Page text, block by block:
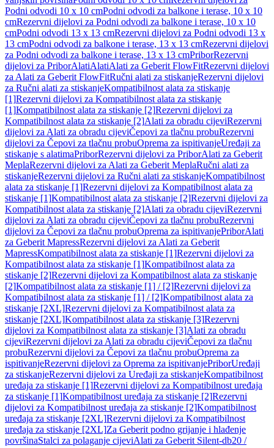
Podni odvodi 10 x 10 cmPodni odvodi za balkone i terase, 10 x 10
cmRezervni dijelovi za Podni odvodi za balkone i terase, 10 x 10
cmPodni odvodi 13 x 13 cmRezervni dijelovi za Podni odvodi 13 x
13 cmPodni odvodi za balkone i terase, 13 x 13 cmRezervni dijelovi
za Podni odvodi za balkone i terase, 13 x 13 cmPriborRezervni
dijelovi za PriborAlatiAlatiAlati za Geberit FlowFitRezervni dijelovi
za Alati za Geberit FlowFitRučni alati za stiskanjeRezervni dijelovi
za Ručni alati za stiskanjeKompatibilnost alata za stiskanje
[1]Rezervni dijelovi za Kompatibilnost alata za stiskanje
[1]Kompatibilnost alata za stiskanje [2]Rezervni dijelovi za
Kompatibilnost alata za stiskanje [2]Alati za obradu cijeviRezervni
dijelovi za Alati za obradu cijeviČepovi za tlačnu probuRezervni
dijelovi za Čepovi za tlačnu probuOprema za ispitivanjeUređaji za
stiskanje s alatimaPriborRezervni dijelovi za PriborAlati za Geberit
MeplaRezervni dijelovi za Alati za Geberit MeplaRučni alati za
stiskanjeRezervni dijelovi za Ručni alati za stiskanjeKompatibilnost
alata za stiskanje [1]Rezervni dijelovi za Kompatibilnost alata za
stiskanje [1]Kompatibilnost alata za stiskanje [2]Rezervni dijelovi za
Kompatibilnost alata za stiskanje [2]Alati za obradu cijeviRezervni
dijelovi za Alati za obradu cijeviČepovi za tlačnu probuRezervni
dijelovi za Čepovi za tlačnu probuOprema za ispitivanjePriborAlati
za Geberit MapressRezervni dijelovi za Alati za Geberit
MapressKompatibilnost alata za stiskanje [1]Rezervni dijelovi za
Kompatibilnost alata za stiskanje [1]Kompatibilnost alata za
stiskanje [2]Rezervni dijelovi za Kompatibilnost alata za stiskanje
[2]Kompatibilnost alata za stiskanje [1] / [2]Rezervni dijelovi za
Kompatibilnost alata za stiskanje [1] / [2]Kompatibilnost alata za
stiskanje [2XL]Rezervni dijelovi za Kompatibilnost alata za
stiskanje [2XL]Kompatibilnost alata za stiskanje [3]Rezervni
dijelovi za Kompatibilnost alata za stiskanje [3]Alati za obradu
cijeviRezervni dijelovi za Alati za obradu cijeviČepovi za tlačnu
probuRezervni dijelovi za Čepovi za tlačnu probuOprema za
ispitivanjeRezervni dijelovi za Oprema za ispitivanjePriborUređaji
za stiskanjeRezervni dijelovi za Uređaji za stiskanjeKompatibilnost
uređaja za stiskanje [1]Rezervni dijelovi za Kompatibilnost uređaja
za stiskanje [1]Kompatibilnost uređaja za stiskanje [2]Rezervni
dijelovi za Kompatibilnost uređaja za stiskanje [2]Kompatibilnost
uređaja za stiskanje [2XL]Rezervni dijelovi za Kompatibilnost
uređaja za stiskanje [2XL]Za Geberit podno grijanje i hlađenje
površinaStalci za polaganje cijeviAlati za Geberit Silent-db20 /